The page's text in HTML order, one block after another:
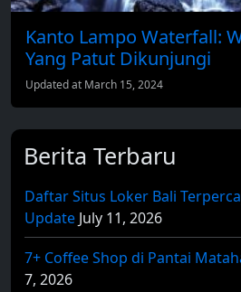
Kanto Lampo Waterfall:
Yang Patut Dikunjungi
Updated at March 15, 2024
Berita Terbaru
Daftar Situs Loker Bali
Update July 11, 2026
7+ Coffee Shop di Pantai
7, 2026